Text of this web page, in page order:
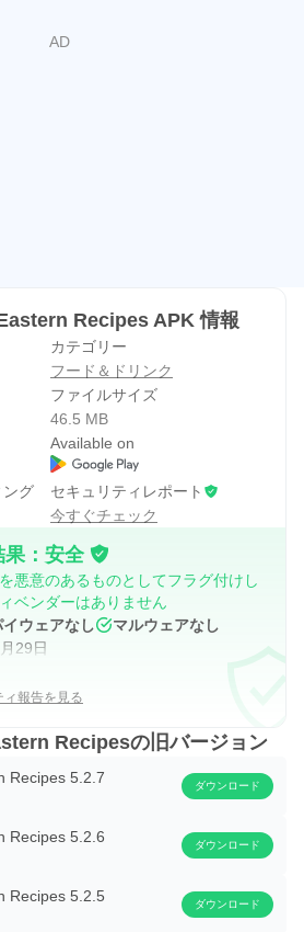
まなレシピの材料を 1 つの便利な
て従うことができるように設計され
量: 食事の量に合わせてレシピを
ロードしてください!
あなたのキッチンに簡単に取り入れ
り始めましょう!
で SimSim をチェックすることを
でいただければ幸いです。ご質問
たら、info@simsimrecipes.com
ィ)
Recipes APK 情報
カテゴリー
フード＆ドリンク
ファイルサイズ
46.5 MB
Available on
ング
セキュリティレポート
今すぐチェック
果：安全
悪意のあるものとしてフラグ付けし
ベンダーはありません
イウェアなし
マルウェアなし
29日
ィ報告を見る
Recipesの旧バージョン
Recipes 5.2.7 ダウンロード
Recipes 5.2.6 ダウンロード
Recipes 5.2.5 ダウンロード